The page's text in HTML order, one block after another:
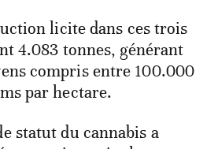
licite dans ces trois
4.083 tonnes, générant
compris entre 100.000
par hectare.
statut du cannabis a